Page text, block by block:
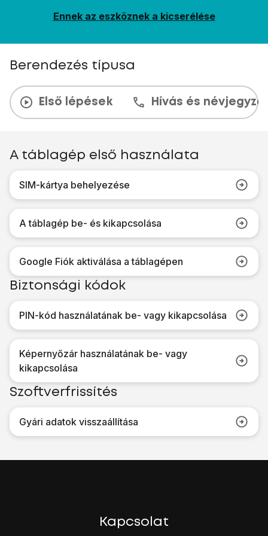
Ennek az eszköznek a kicserélése
Berendezés típusa
Első lépések Hívás és
A táblagép első használata
SIM-kártya behelyezése
A táblagép be- és kikapcsolása
Google Fiók aktiválása a táblagépen
Biztonsági kódok
PIN-kód használatának be- vagy kikapcsolása
Képernyőzár használatának be- vagy
kikapcsolása
Szoftverfrissítés
Gyári adatok visszaállítása
Kapcsolat